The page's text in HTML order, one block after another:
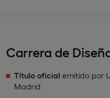
Carrera de
Título oficial emitido por
Madrid